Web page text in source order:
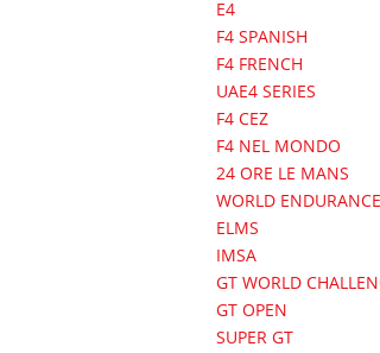
E4
F4 SPANISH
F4 FRENCH
UAE4 SERIES
F4 CEZ
F4 NEL MONDO
24 ORE LE MANS
WORLD ENDURANCE
ELMS
IMSA
GT WORLD
GT OPEN
SUPER GT